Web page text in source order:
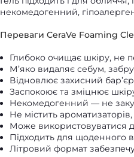
некомедогенний,
Переваги CeraVe Foaming
Глибоко очищає шкіру, не
М’яко видаляє себум,
Відновлює захисний
Заспокоює та зміцнює
Некомедогенний — не
Не містить
Може використовуватися
Підходить для щоденного
Літровий формат